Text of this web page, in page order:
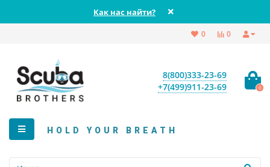
Как нас найти?
0
0
8(800)333-23-69
+7(499)911-23-69
0
HOLD YOUR BREATH